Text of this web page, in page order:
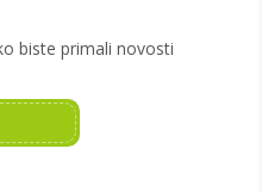
biste primali novosti